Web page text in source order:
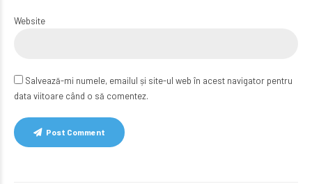
Website
Salvează-mi numele, emailul și site-ul web în acest navigator pentru
data viitoare când o să comentez.
Post Comment